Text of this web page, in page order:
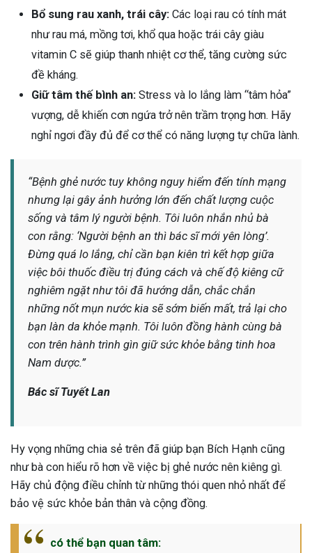
Bổ sung rau xanh, trái cây: Các loại rau có tính mát
như rau má, mồng tơi, khổ qua hoặc trái cây giàu
vitamin C sẽ giúp thanh nhiệt cơ thể, tăng cường sức
đề kháng.
Giữ tâm thế bình an: Stress và lo lắng làm “tâm hỏa”
vượng, dễ khiến cơn ngứa trở nên trầm trọng hơn. Hãy
nghỉ ngơi đầy đủ để cơ thể có năng lượng tự chữa lành.
“Bệnh ghẻ nước tuy không nguy hiểm đến tính mạng
nhưng lại gây ảnh hưởng lớn đến chất lượng cuộc
sống và tâm lý người bệnh. Tôi luôn nhắn nhủ bà
con rằng: ‘Người bệnh an thì bác sĩ mới yên lòng’.
Đừng quá lo lắng, chỉ cần bạn kiên trì kết hợp giữa
việc bôi thuốc điều trị đúng cách và chế độ kiêng cữ
nghiêm ngặt như tôi đã hướng dẫn, chắc chắn
những nốt mụn nước kia sẽ sớm biến mất, trả lại cho
bạn làn da khỏe mạnh. Tôi luôn đồng hành cùng bà
con trên hành trình gìn giữ sức khỏe bằng tinh hoa
Nam dược.”
Bác sĩ Tuyết Lan
Hy vọng những chia sẻ trên đã giúp bạn Bích Hạnh cũng
như bà con hiểu rõ hơn về việc bị ghẻ nước nên kiêng gì.
Hãy chủ động điều chỉnh từ những thói quen nhỏ nhất để
bảo vệ sức khỏe bản thân và cộng đồng.
có thể bạn quan tâm: